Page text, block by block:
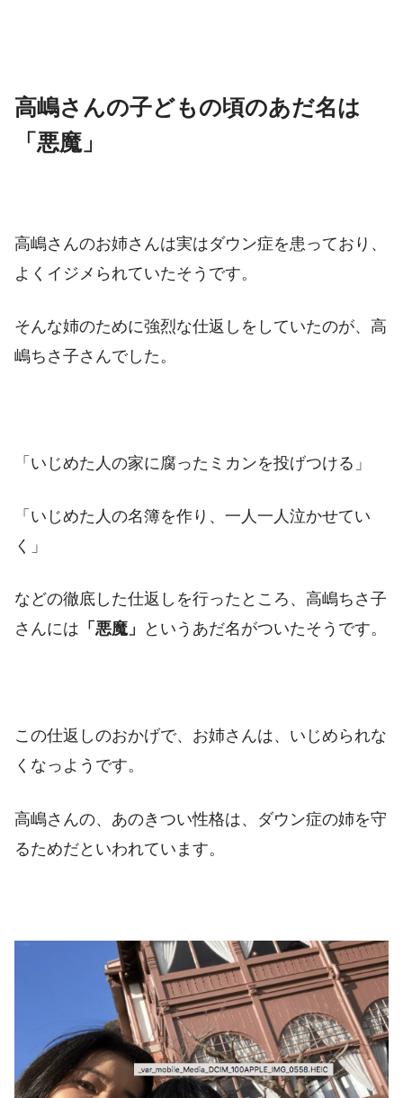
高嶋さんの子どもの頃のあだ名は
「悪魔」
高嶋さんのお姉さんは実はダウン症を患っており、
よくイジメられていたそうです。
そんな姉のために強烈な仕返しをしていたのが、高
嶋ちさ子さんでした。
「いじめた人の家に腐ったミカンを投げつける」
「いじめた人の名簿を作り、一人一人泣かせてい
く」
などの徹底した仕返しを行ったところ、高嶋ちさ子
さんには 「悪魔」 というあだ名がついたそうです。
この仕返しのおかげで、お姉さんは、いじめられな
くなっようです。
高嶋さんの、あのきつい性格は、ダウン症の姉を守
るためだといわれています。